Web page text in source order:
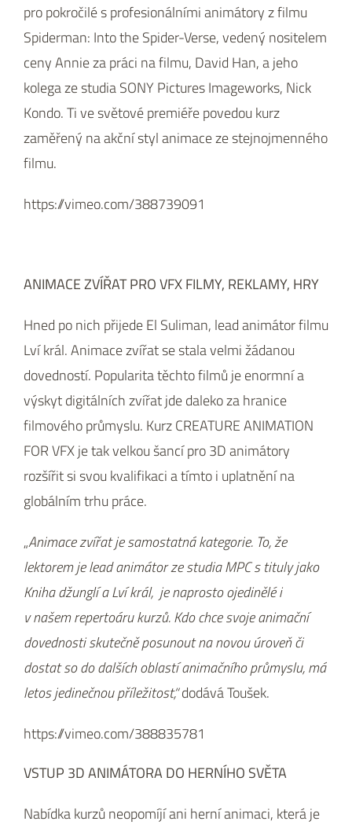
pro pokročilé s profesionálními animátory z filmu
Spiderman: Into the Spider-Verse, vedený nositelem
ceny Annie za práci na filmu, David Han, a jeho
kolega ze studia SONY Pictures Imageworks, Nick
Kondo. Ti ve světové premiéře povedou kurz
zaměřený na akční styl animace ze stejnojmenného
filmu.
https://vimeo.com/388739091
ANIMACE ZVÍŘAT PRO VFX FILMY, REKLAMY, HRY
Hned po nich přijede El Suliman, lead animátor filmu
Lví král. Animace zvířat se stala velmi žádanou
dovedností. Popularita těchto filmů je enormní a
výskyt digitálních zvířat jde daleko za hranice
filmového průmyslu. Kurz CREATURE ANIMATION
FOR VFX je tak velkou šancí pro 3D animátory
rozšířit si svou kvalifikaci a tímto i uplatnění na
globálním trhu práce.
„Animace zvířat je samostatná kategorie. To, že
lektorem je lead animátor ze studia MPC s tituly jako
Kniha džunglí a Lví král, je naprosto ojedinělé i
v našem repertoáru kurzů.Kdo chce svoje animační
dovednosti skutečně posunout na novou úroveň či
dostat so do dalších oblastí animačního průmyslu, má
letos jedinečnou příležitost,“dodává Toušek.
https://vimeo.com/388835781
VSTUP 3D ANIMÁTORA DO HERNÍHO SVĚTA
Nabídka kurzů neopomíjí ani herní animaci, která je